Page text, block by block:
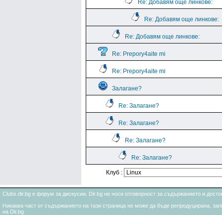
Re: Добавям още линкове:
Re: Добавям още линкове:
Re: Добавям още линкове:
Re: Prepory4aite mi
Re: Prepory4aite mi
Залагане?
Re: Залагане?
Re: Залагане?
Re: Залагане?
Re: Залагане?
Клуб :
Clubs.dir.bg е форум за дискусии. Dir.bg не носи отговорност за съдържанието и
Никаква част от съдържанието на тази страница не може да бъде репродуцирана,
на Dir.bg